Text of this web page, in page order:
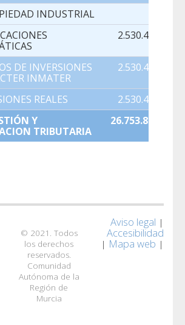
INDUSTRIAL
2.530.450,00
DE INVERSIONES
INMATER
2.530.450,00
REALES
2.530.450,00
Y
TRIBUTARIA
26.753.859,00
© 2021. Todos
los derechos
reservados.
Comunidad
Autónoma de la
Región de
Murcia
Aviso legal |
Accesibilidad
| Mapa web |